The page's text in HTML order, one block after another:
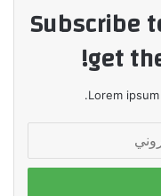
Subscribe
get
Lorem